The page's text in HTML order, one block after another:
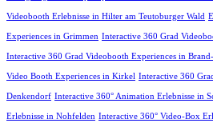
Videobooth Erlebnisse in Hilter am Teutoburger Wald
Experiences in Grimmen Interactive 360 Grad
Interactive 360 Grad Videobooth Experiences in
Video Booth Experiences in Kirkel Interactive 360
Denkendorf Interactive 360° Animation Erlebnisse in
Erlebnisse in Nohfelden Interactive 360° Video-Box